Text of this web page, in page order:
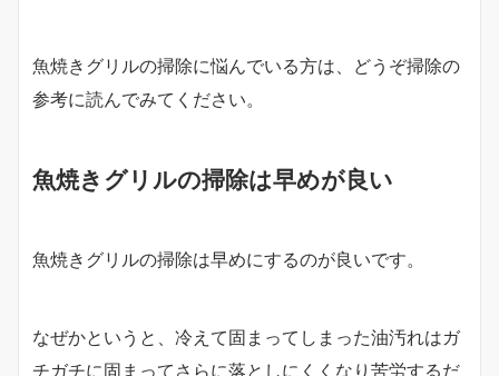
魚焼きグリルの掃除に悩んでいる方は、どうぞ掃除の
参考に読んでみてください。
魚焼きグリルの掃除は早めが良い
魚焼きグリルの掃除は早めにするのが良いです。
なぜかというと、冷えて固まってしまった油汚れはガ
チガチに固まってさらに落としにくくなり苦労するだ